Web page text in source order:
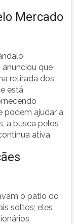
Mercado
que
retirada dos
está
podem ajudar a
a busca pelos
ativa.
o pátio do
soltos; eles